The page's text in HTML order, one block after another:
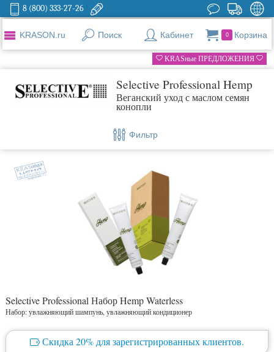
8 (800) 333-27-26
KRASON.ru Поиск Кабинет 0 Корзина
KRASные ПРЕДЛОЖЕНИЯ
Selective Professional Hemp
Веганский уход с маслом семян
конопли
Фильтр
Selective Professional Набор Hemp Waterless
Набор: увлажняющий шампунь, увлажняющий кондиционер
Скидка 20% для зарегистрированных клиентов.